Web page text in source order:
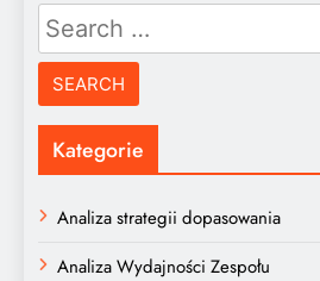
Search
for:
Kategorie
Analiza strategii dopasowania
Analiza Wydajności Zespołu